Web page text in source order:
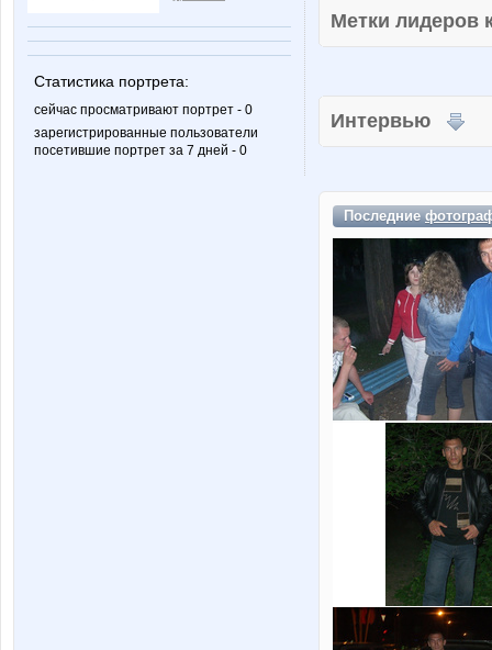
Статистика портрета:
сейчас просматривают портрет - 0
зарегистрированные пользователи
посетившие портрет за 7 дней - 0
Метки
Интервью
Последние